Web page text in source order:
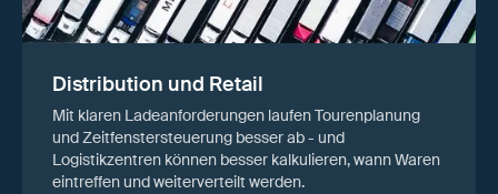
Distribution und Retail
Mit klaren Ladeanforderungen laufen Tourenplanung
und Zeitfenstersteuerung besser ab - und
Logistikzentren können besser kalkulieren, wann Waren
eintreffen und weiterverteilt werden.